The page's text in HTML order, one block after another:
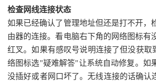
检查网线连接状态
如果已经确认了管理地址但还是打不开，
由器的连接。看电脑右下角的网络图标有
红叉。如果有感叹号说明连接了但没获取
络图标选"疑难解答"让系统自动修复。如
没插好或者网口坏了。无线连接的话确认